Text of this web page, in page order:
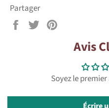
Partager
PartagerTweeter
Pinterest
Avis
Soyez le